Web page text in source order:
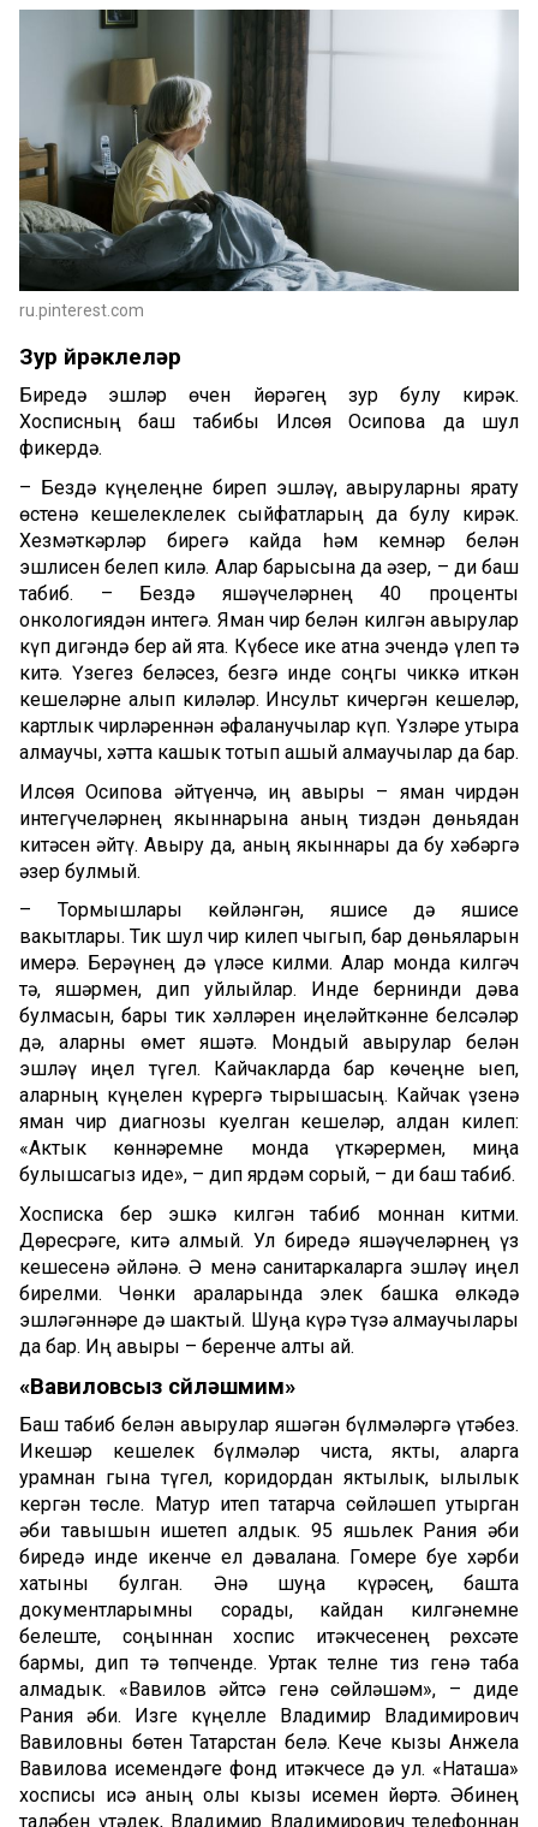
ru.pinterest.com
Зур йөрәклеләр
Биредә эшләр өчен йөрәгең зур булу кирәк.
Хосписның баш табибы Илсөя Осипова да шул
фикердә.
– Бездә күңелеңне биреп эшләү, авыруларны ярату
өстенә кешелеклелек сыйфатларың да булу кирәк.
Хезмәткәрләр бирегә кайда һәм кемнәр белән
эшлисен белеп килә. Алар барысына да әзер, – ди баш
табиб. – Бездә яшәүчеләрнең 40 проценты
онкологиядән интегә. Яман чир белән килгән авырулар
күп дигәндә бер ай ята. Күбесе ике атна эчендә үлеп тә
китә. Үзегез беләсез, безгә инде соңгы чиккә җиткән
кешеләрне алып киләләр. Инсульт кичергән кешеләр,
картлык чирләреннән җәфаланучылар күп. Үзләре утыра
алмаучы, хәтта кашык тотып ашый алмаучылар да бар.
Илсөя Осипова әйтүенчә, иң авыры – яман чирдән
интегүчеләрнең якыннарына аның тиздән дөньядан
китәсен әйтү. Авыру да, аның якыннары да бу хәбәргә
әзер булмый.
– Тормышлары көйләнгән, яшисе дә яшисе
вакытлары. Тик шул чир килеп чыгып, бар дөньяларын
җимерә. Берәүнең дә үләсе килми. Алар монда килгәч
тә, яшәрмен, дип уйлыйлар. Инде бернинди дәва
булмасын, бары тик хәлләрен җиңеләйткәнне белсәләр
дә, аларны өмет яшәтә. Мондый авырулар белән
эшләү җиңел түгел. Кайчакларда бар көчеңне җыеп,
аларның күңелен күрергә тырышасың. Кайчак үзенә
яман чир диагнозы куелган кешеләр, алдан килеп:
«Актык көннәремне монда үткәрермен, миңа
булышсагыз иде», – дип ярдәм сорый, – ди баш табиб.
Хосписка бер эшкә килгән табиб моннан китми.
Дөресрәге, китә алмый. Ул биредә яшәүчеләрнең үз
кешесенә әйләнә. Ә менә санитаркаларга эшләү җиңел
бирелми. Чөнки араларында элек башка өлкәдә
эшләгәннәре дә шактый. Шуңа күрә түзә алмаучылары
да бар. Иң авыры – беренче алты ай.
«Вавиловсыз сөйләшмим»
Баш табиб белән авырулар яшәгән бүлмәләргә үтәбез.
Икешәр кешелек бүлмәләр чиста, якты, аларга
урамнан гына түгел, коридордан яктылык, җылылык
кергән төсле. Матур итеп татарча сөйләшеп утырган
әби тавышын ишетеп алдык. 95 яшьлек Рания әби
биредә инде икенче ел дәвалана. Гомере буе хәрби
хатыны булган. Әнә шуңа күрәсең, башта
документларымны сорады, кайдан килгәнемне
белеште, соңыннан хоспис җитәкчесенең рөхсәте
бармы, дип тә төпченде. Уртак телне тиз генә таба
алмадык. «Вавилов әйтсә генә сөйләшәм», – диде
Рания әби. Изге күңелле Владимир Владимирович
Вавиловны бөтен Татарстан белә. Кече кызы Анжела
Вавилова исемендәге фонд җитәкчесе дә ул. «Наташа»
хосписы исә аның олы кызы исемен йөртә. Әбинең
таләбен үтәдек, Владимир Владимирович телефоннан